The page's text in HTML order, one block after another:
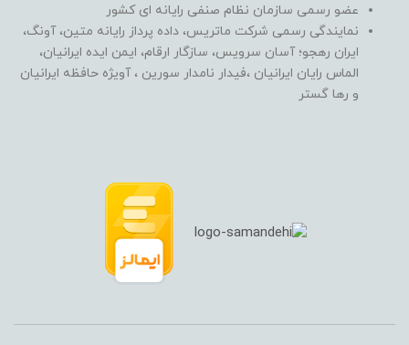
عضو رسمی سازمان نظام صنفی رایانه ای کشور
نمایندگی رسمی شرکت ماتریس، داده پرداز رایانه متین، آونگ،
ایران رهجو؛ آسان سرویس، سازگار ارقام، ایمن ایده ایرانیان،
الماس رایان ایرانیان ،فیدار نامدار سورین ، آویژه حافظه ایرانیان
و رها گستر